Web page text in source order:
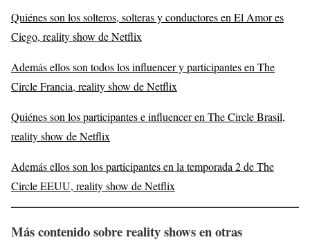
Quiénes son los solteros, solteras y conductores en El Amor es
Ciego, reality show de Netflix
Además ellos son todos los influencer y participantes en The
Circle Francia, reality show de Netflix
Quiénes son los participantes e influencer en The Circle Brasil,
reality show de Netflix
Además ellos son los participantes en la temporada 2 de The
Circle EEUU, reality show de Netflix
Más contenido sobre reality shows en otras